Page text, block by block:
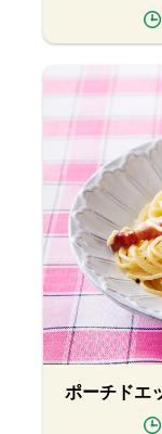
ポーチドエ